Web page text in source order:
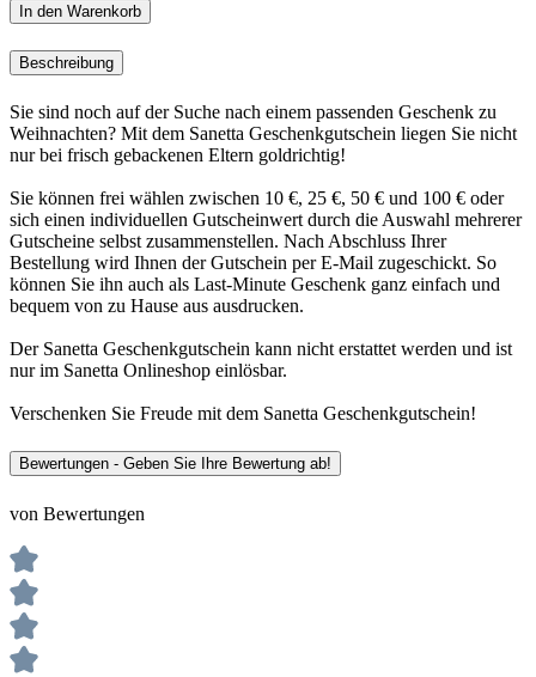
In den Warenkorb
Beschreibung
Sie sind noch auf der Suche nach einem passenden Geschenk zu
Weihnachten? Mit dem Sanetta Geschenkgutschein liegen Sie nicht
nur bei frisch gebackenen Eltern goldrichtig!
Sie können frei wählen zwischen 10 €, 25 €, 50 € und 100 € oder
sich einen individuellen Gutscheinwert durch die Auswahl mehrerer
Gutscheine selbst zusammenstellen. Nach Abschluss Ihrer
Bestellung wird Ihnen der Gutschein per E-Mail zugeschickt. So
können Sie ihn auch als Last-Minute Geschenk ganz einfach und
bequem von zu Hause aus ausdrucken.
Der Sanetta Geschenkgutschein kann nicht erstattet werden und ist
nur im Sanetta Onlineshop einlösbar.
Verschenken Sie Freude mit dem Sanetta Geschenkgutschein!
Bewertungen - Geben Sie Ihre Bewertung ab!
von Bewertungen